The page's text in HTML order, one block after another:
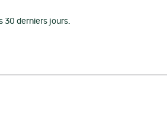
30 derniers jours.